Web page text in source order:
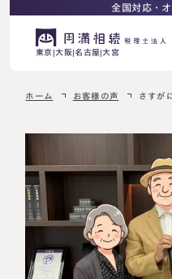
全国対応・
東京 大阪 名古屋 大宮
はじめての方へ
ご相談の流れ
相続が発生した方へ
相続税申告について
ご相談の流れ
ホーム お客様の声 さすが